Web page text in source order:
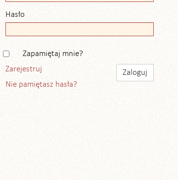
Hasło
Zapamiętaj mnie?
Zarejestruj
Nie pamiętasz hasła?